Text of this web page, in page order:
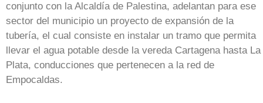
conjunto con la Alcaldía de Palestina, adelantan para ese
sector del municipio un proyecto de expansión de la
tubería, el cual consiste en instalar un tramo que permita
llevar el agua potable desde la vereda Cartagena hasta La
Plata, conducciones que pertenecen a la red de
Empocaldas.